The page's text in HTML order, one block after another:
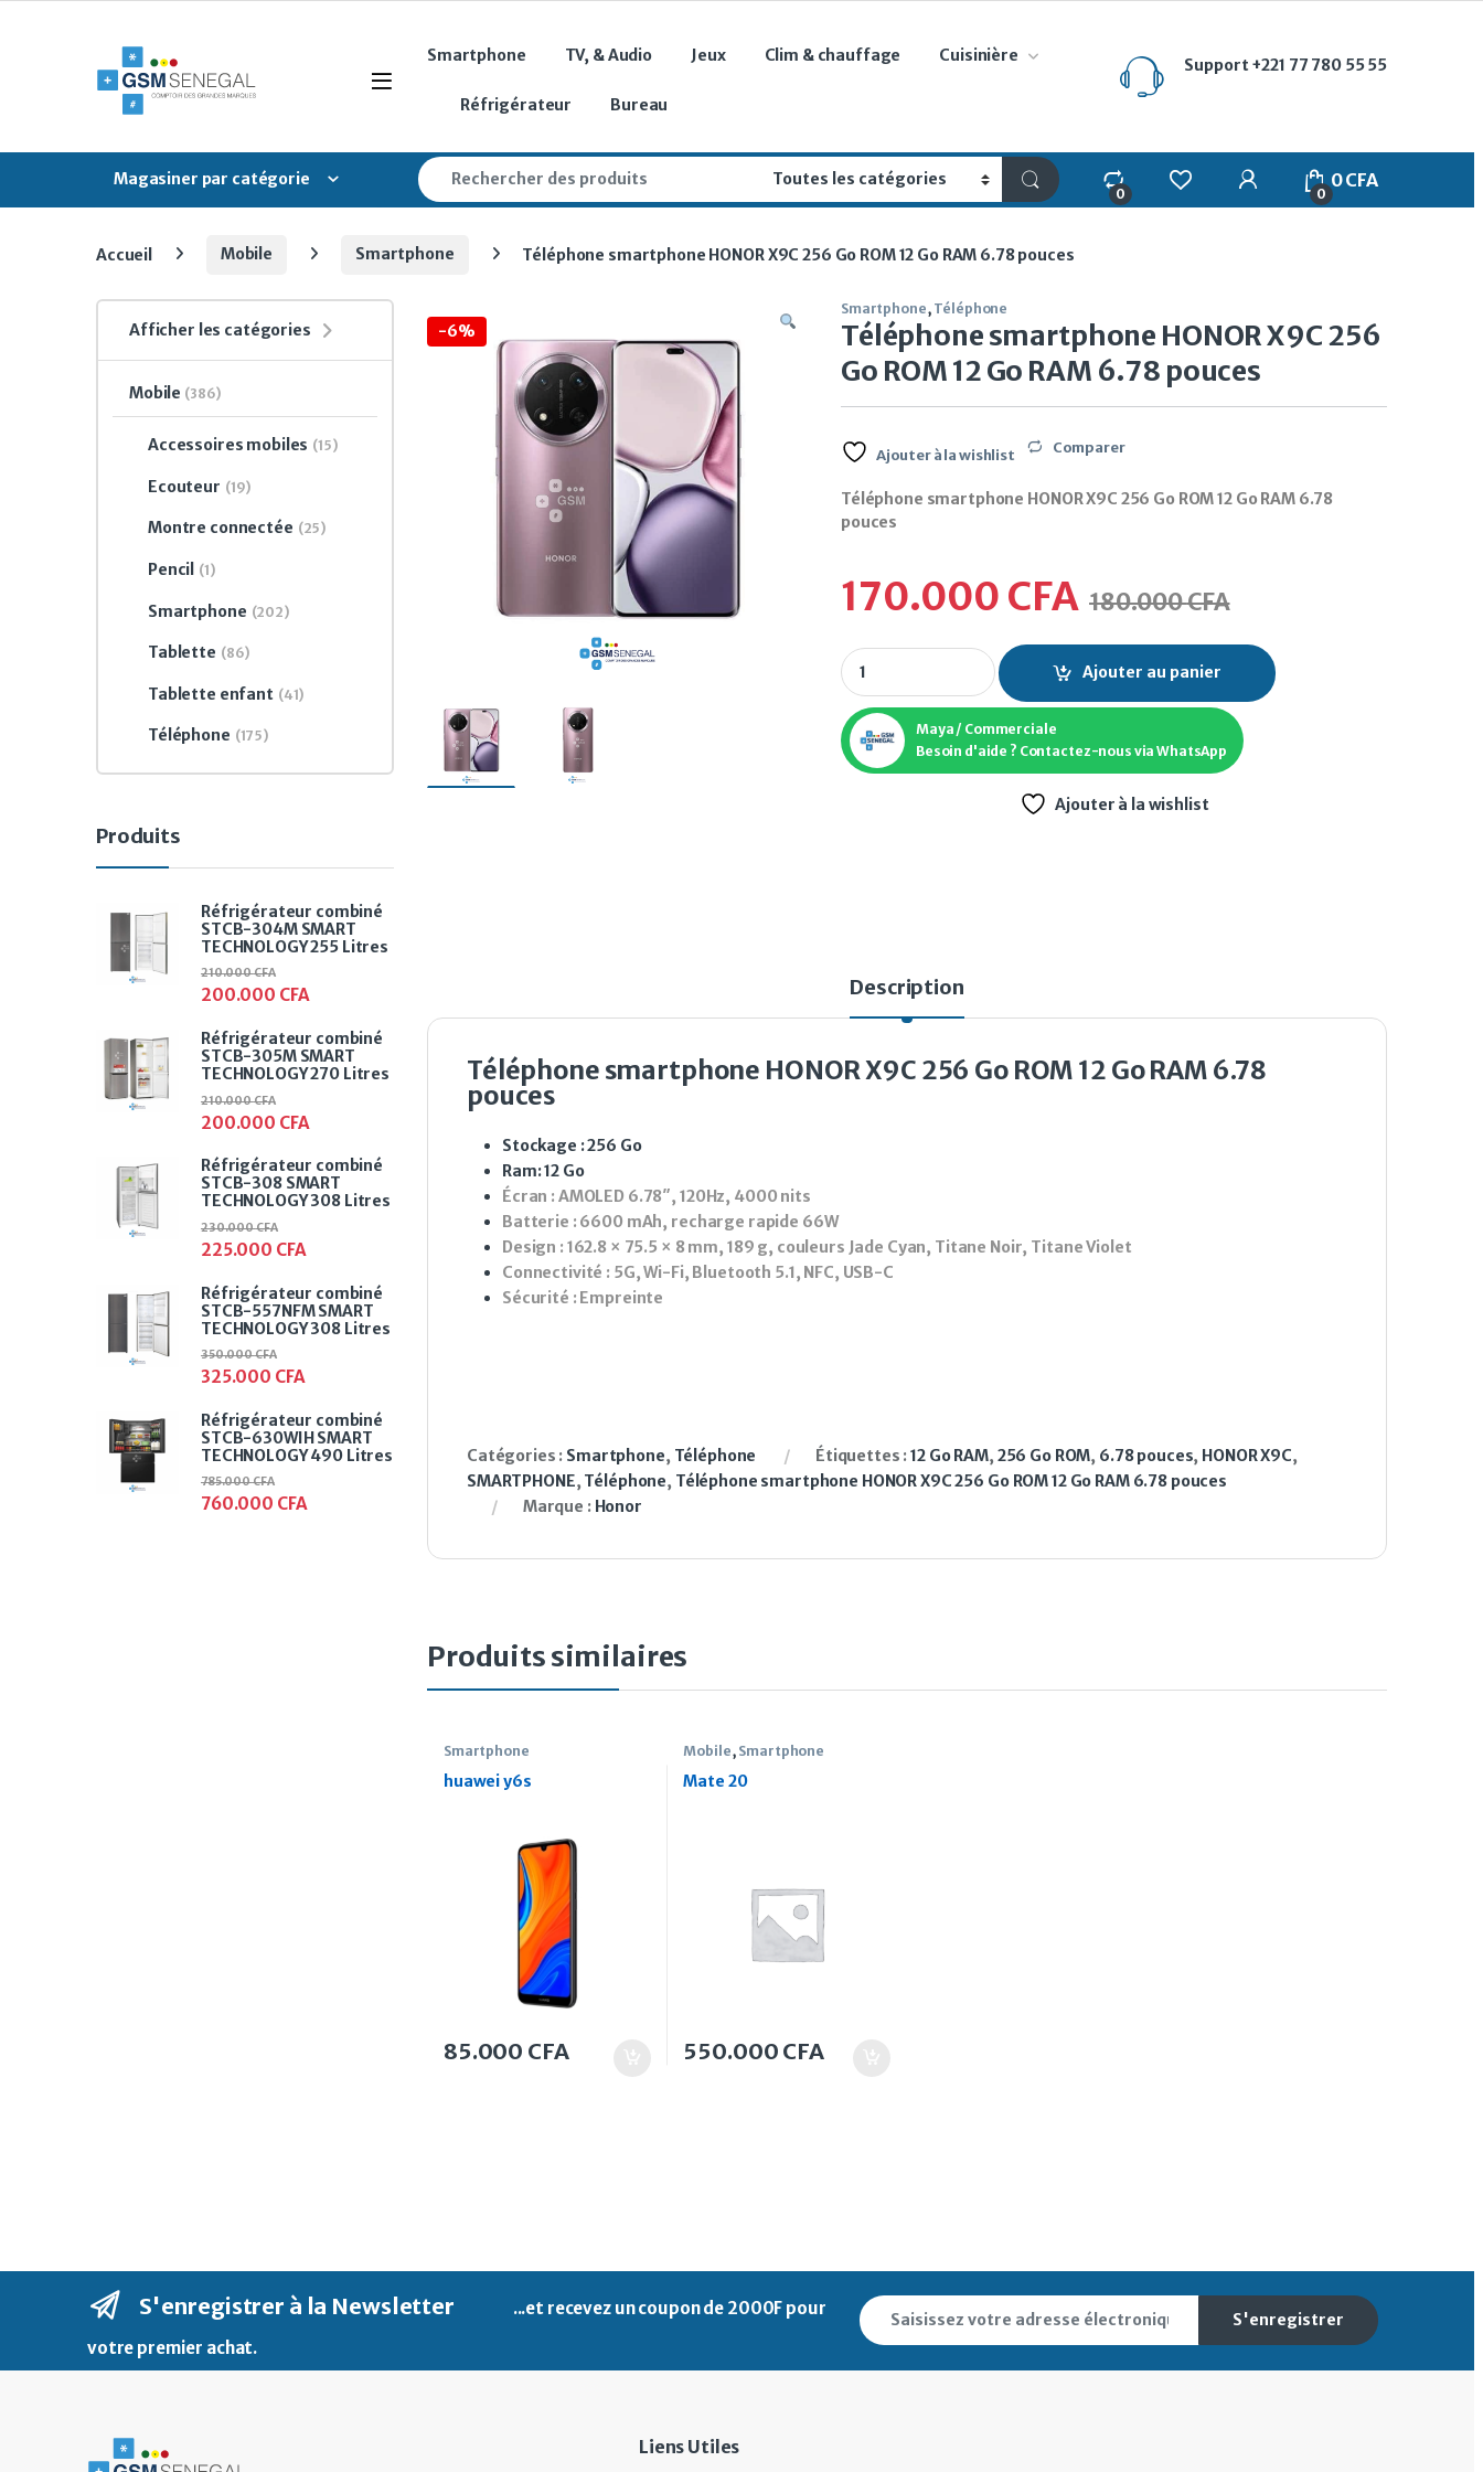
Open
Smartphone TV, & Audio Jeux Clim & chauffage Cuisinière
Réfrigérateur Bureau
Support +221 77 780 55 55
Magasiner par catégorie
Search for:
0
My Account
0
0CFA
Accueil Mobile Smartphone Téléphone smartphone HONOR X9C 256 Go ROM 12 Go RAM 6.78 pouces
-6%
Smartphone, Téléphone
Téléphone smartphone HONOR X9C 256
Go ROM 12 Go RAM 6.78 pouces
Ajouter à la wishlist Comparer
Téléphone smartphone HONOR X9C 256 Go ROM 12 Go RAM 6.78
pouces
170.000 CFA 180.000CFA
Téléphone smartphone HONOR X9C 256 Go ROM 12 Go RAM 6.78 pouces quantity
Ajouter au panier
Maya / Commerciale
Besoin d'aide ? Contactez-nous via WhatsApp
Ajouter à la wishlist
Description
Téléphone smartphone HONOR X9C 256 Go ROM 12 Go RAM 6.78
pouces
Stockage : 256 Go
Ram: 12 Go
Écran : AMOLED 6.78″, 120Hz, 4000 nits
Batterie : 6600 mAh, recharge rapide 66W
Design : 162.8 × 75.5 × 8 mm, 189 g, couleurs Jade Cyan, Titane Noir, Titane Violet
Connectivité : 5G, Wi-Fi, Bluetooth 5.1, NFC, USB-C
Sécurité : Empreinte
Catégories : Smartphone, Téléphone Étiquettes :12 Go RAM, 256 Go ROM, 6.78 pouces, HONOR X9C,
SMARTPHONE, Téléphone, Téléphone smartphone HONOR X9C 256 Go ROM 12 Go RAM 6.78 pouces
Marque : Honor
Produits similaires
Smartphone
huawei y6s
85.000 CFA
Mobile, Smartphone
Mate 20
550.000 CFA
Afficher les catégories
Mobile (386)
Accessoires mobiles (15)
Ecouteur (19)
Montre connectée (25)
Pencil (1)
Smartphone (202)
Tablette (86)
Tablette enfant (41)
Téléphone (175)
Produits
Réfrigérateur combiné
STCB-304M SMART
TECHNOLOGY 255 Litres
200.000 CFA
210.000CFA
Réfrigérateur combiné
STCB-305M SMART
TECHNOLOGY 270 Litres
200.000 CFA
210.000CFA
Réfrigérateur combiné
STCB-308 SMART
TECHNOLOGY 308 Litres
225.000 CFA
230.000CFA
Réfrigérateur combiné
STCB-557NFM SMART
TECHNOLOGY 308 Litres
325.000 CFA
350.000CFA
Réfrigérateur combiné
STCB-630WIH SMART
TECHNOLOGY 490 Litres
760.000 CFA
785.000CFA
S'enregistrer à la Newsletter ...et recevez uncoupon de 2000F pour
votre premier achat.
S'enregistrer
Liens Utiles